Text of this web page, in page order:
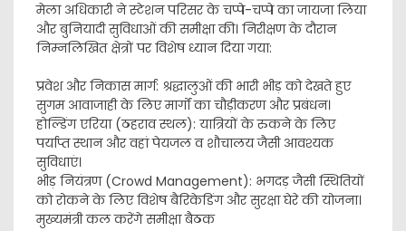
​मेला अधिकारी ने स्टेशन परिसर के चप्पे-चप्पे का जायजा लिया
और बुनियादी सुविधाओं की समीक्षा की। निरीक्षण के दौरान
निम्नलिखित क्षेत्रों पर विशेष ध्यान दिया गया:
​प्रवेश और निकास मार्ग: श्रद्धालुओं की भारी भीड़ को देखते हुए
सुगम आवाजाही के लिए मार्गों का चौड़ीकरण और प्रबंधन।
​होल्डिंग एरिया (ठहराव स्थल): यात्रियों के रुकने के लिए
पर्याप्त स्थान और वहां पेयजल व शौचालय जैसी आवश्यक
सुविधाएं।
​भीड़ नियंत्रण (Crowd Management): भगदड़ जैसी स्थितियों
को रोकने के लिए विशेष बैरिकेडिंग और सुरक्षा घेरे की योजना।
​मुख्यमंत्री कल करेंगे समीक्षा बैठक